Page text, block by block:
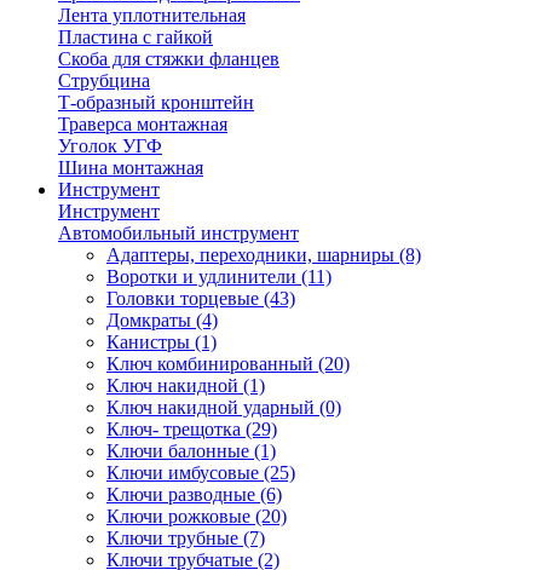
Лента уплотнительная
Пластина с гайкой
Скоба для стяжки фланцев
Струбцина
Т-образный кронштейн
Траверса монтажная
Уголок УГФ
Шина монтажная
Инструмент
Инструмент
Автомобильный инструмент
Адаптеры, переходники, шарниры (8)
Воротки и удлинители (11)
Головки торцевые (43)
Домкраты (4)
Канистры (1)
Ключ комбинированный (20)
Ключ накидной (1)
Ключ накидной ударный (0)
Ключ- трещотка (29)
Ключи балонные (1)
Ключи имбусовые (25)
Ключи разводные (6)
Ключи рожковые (20)
Ключи трубные (7)
Ключи трубчатые (2)